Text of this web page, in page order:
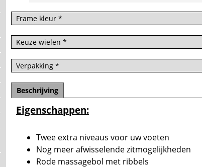
Beschrijving
Eigenschappen:
Twee extra niveaus voor uw voeten
Nog meer afwisselende zitmogelijkheden
Rode massagebol met ribbels